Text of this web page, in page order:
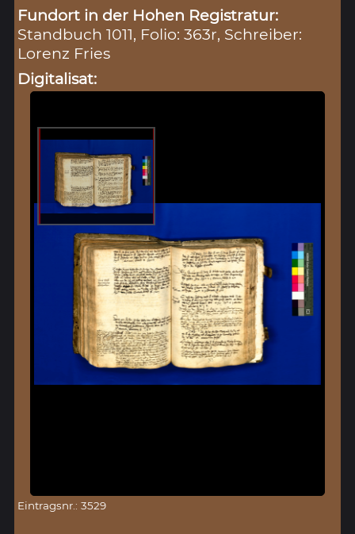
Fundort in der Hohen Registratur:
Standbuch 1011, Folio: 363r, Schreiber:
Lorenz Fries
Digitalisat:
Eintragsnr.: 3529